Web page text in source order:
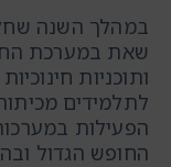
במהלך השנה
שאת במערכת
ותוכניות
לתלמידים
הפעילות
החופש הגדול